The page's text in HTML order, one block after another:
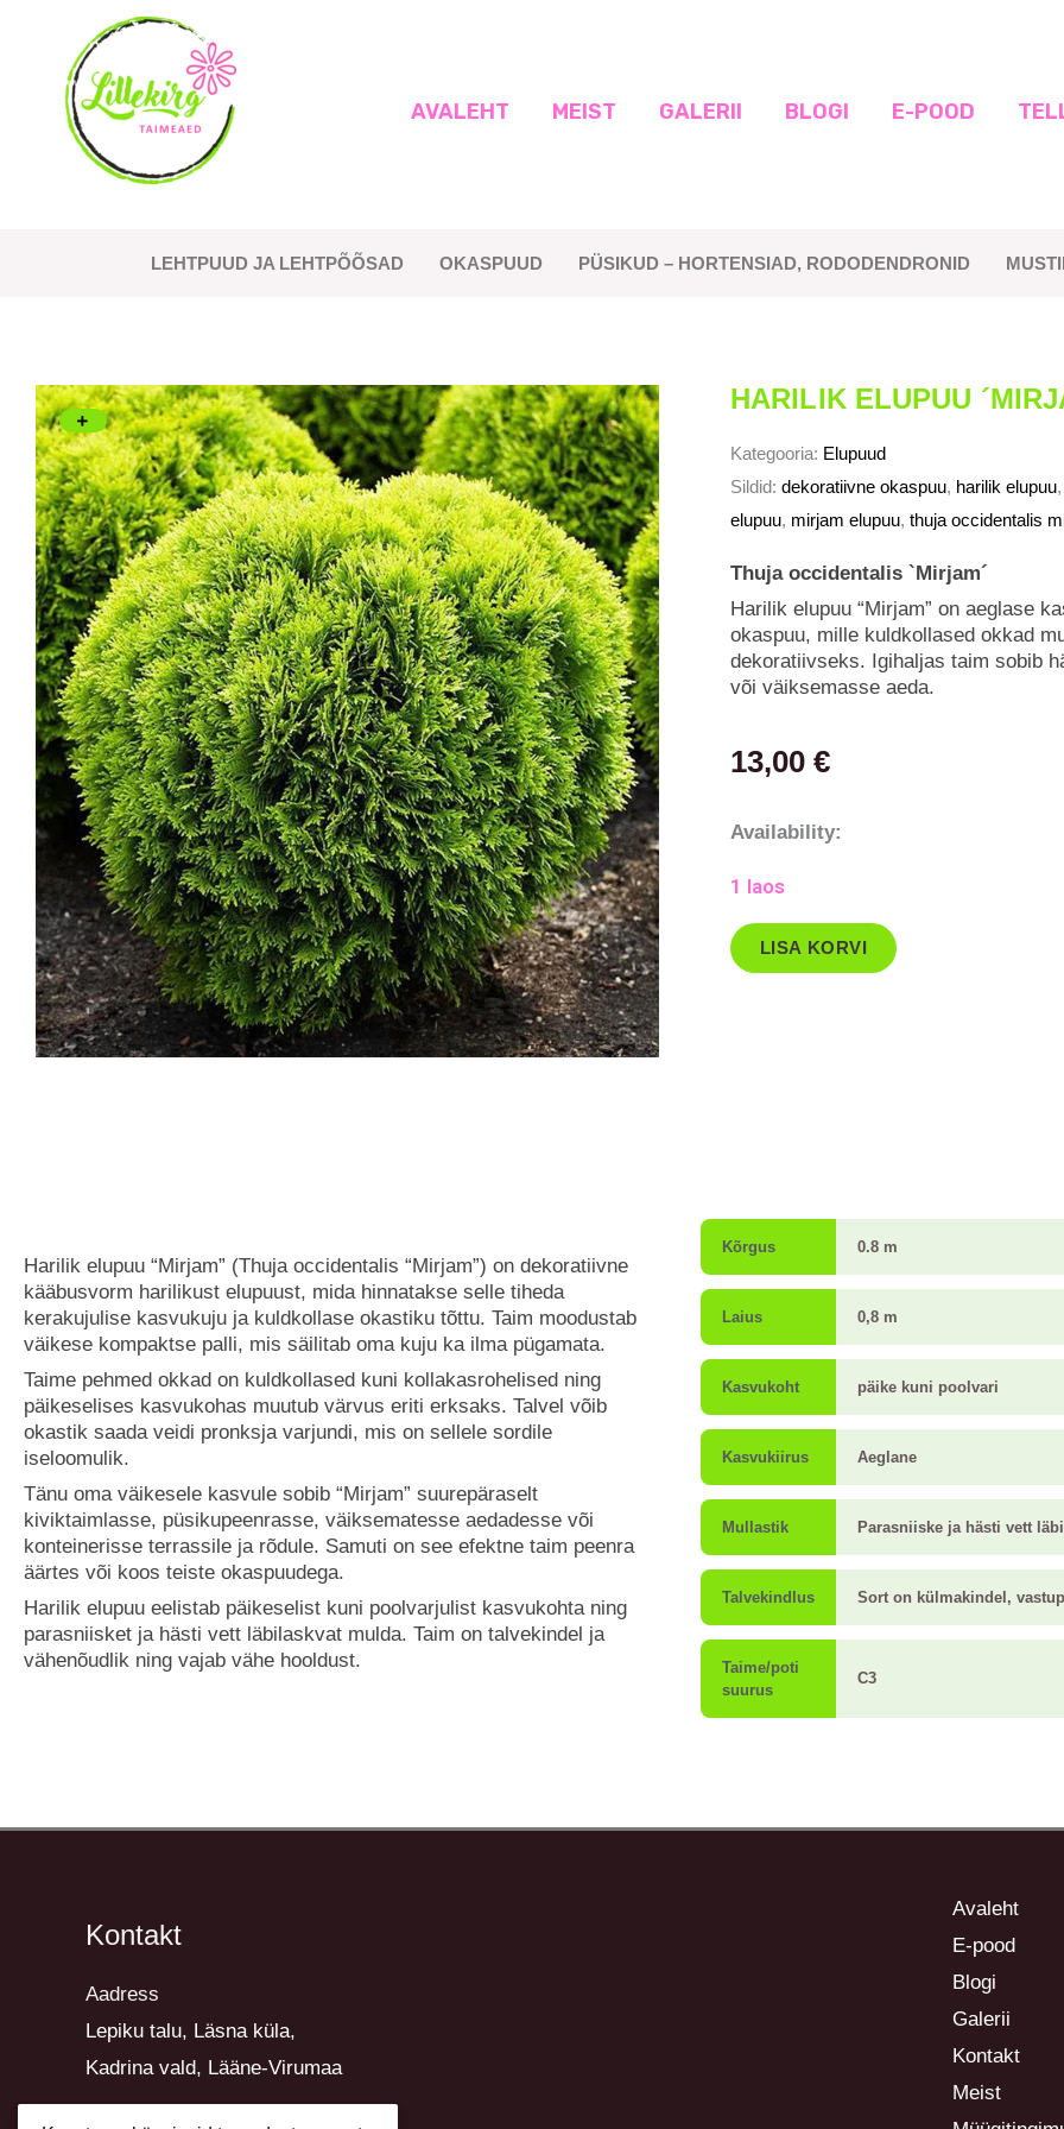
AVALEHT MEIST GALERII BLOGI E-POOD
LEHTPUUD JA LEHTPÕÕSAD OKASPUUD PÜSIKUD – HORTENSIAD, RODODENDRONID
HARILIK ELUPUU
Kategooria: Elupuud
Sildid: dekoratiivne okaspuu, harilik elupuu,
elupuu, mirjam elupuu, thuja occidentalis
Thuja occidentalis `Mirjam´
Harilik elupuu “Mirjam” on aeglase
okaspuu, mille kuldkollased okkad
dekoratiivseks. Igihaljas taim sobib
või väiksemasse aeda.
13,00 €
Availability:
1 laos
Harilik
´
kogus
LISA KORVI
Harilik elupuu “Mirjam” (Thuja occidentalis “Mirjam”) on dekoratiivne
kääbusvorm harilikust elupuust, mida hinnatakse selle tiheda
kerakujulise kasvukuju ja kuldkollase okastiku tõttu. Taim moodustab
väikese kompaktse palli, mis säilitab oma kuju ka ilma pügamata.
Taime pehmed okkad on kuldkollased kuni kollakasrohelised ning
päikeselises kasvukohas muutub värvus eriti erksaks. Talvel võib
okastik saada veidi pronksja varjundi, mis on sellele sordile
iseloomulik.
Tänu oma väikesele kasvule sobib “Mirjam” suurepäraselt
kiviktaimlasse, püsikupeenrasse, väiksematesse aedadesse või
konteinerisse terrassile ja rõdule. Samuti on see efektne taim peenra
äärtes või koos teiste okaspuudega.
Harilik elupuu eelistab päikeselist kuni poolvarjulist kasvukohta ning
parasniisket ja hästi vett läbilaskvat mulda. Taim on talvekindel ja
vähenõudlik ning vajab vähe hooldust.
Kõrgus 0.8 m
Laius 0,8 m
Kasvukoht päike kuni poolvari
Kasvukiirus Aeglane
Mullastik Parasniiske ja hästi vett
Talvekindlus Sort on külmakindel,
Taime/poti
suurus
C3
Kontakt
Aadress
Lepiku talu, Läsna küla,
Kadrina vald, Lääne-Virumaa
Avaleht
E-pood
Blogi
Galerii
Kontakt
Meist